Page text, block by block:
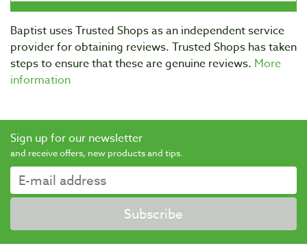
Baptist uses Trusted Shops as an independent service
provider for obtaining reviews. Trusted Shops has taken
steps to ensure that these are genuine reviews. More
information
Sign up for our newsletter
and receive offers, new products and tips.
Subscribe